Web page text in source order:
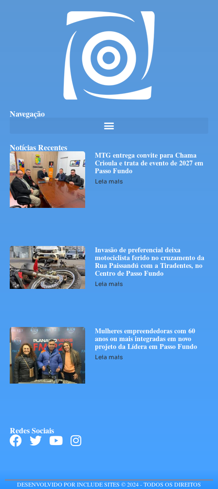
Navegação
Notícias Recentes
MTG entrega convite para Chama
Crioula e trata de evento de 2027 em
Passo Fundo
Leia mais
Invasão de preferencial deixa
motociclista ferido no cruzamento da
Rua Paissandú com a Tiradentes, no
Centro de Passo Fundo
Leia mais
Mulheres empreendedoras com 60
anos ou mais integradas em novo
projeto da Lídera em Passo Fundo
Leia mais
Redes Sociais
DESENVOLVIDO POR INCLUDE SITES © 2024 - TODOS OS DIREITOS